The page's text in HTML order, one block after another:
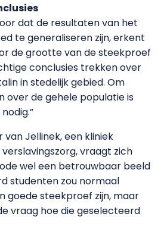
dat de resultaten van het
te generaliseren zijn, erkent
de grootte van de steekproef
conclusies trekken over
in stedelijk gebied. Om
over de gehele populatie is
Jellinek, een kliniek
vraagt zich
wel een betrouwbaar beeld
studenten zou normaal
goede steekproef zijn, maar
vraag hoe die geselecteerd